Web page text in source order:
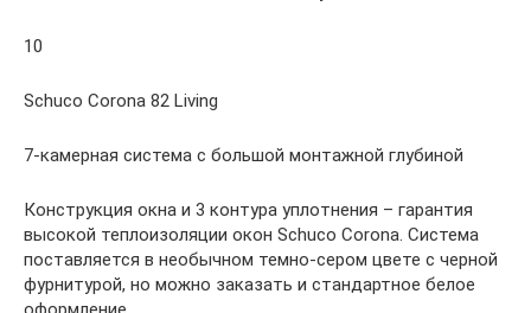
10
Schuco Corona 82 Living
7-камерная система с большой монтажной глубиной
Конструкция окна и 3 контура уплотнения – гарантия
высокой теплоизоляции окон Schuco Corona. Система
поставляется в необычном темно-сером цвете с черной
фурнитурой, но можно заказать и стандартное белое